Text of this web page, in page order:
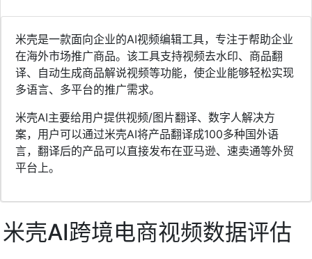
米壳是一款面向企业的AI视频编辑工具，专注于帮助企业
在海外市场推广商品。该工具支持视频去水印、商品翻
译、自动生成商品解说视频等功能，使企业能够轻松实现
多语言、多平台的推广需求。
米壳AI主要给用户提供视频/图片翻译、数字人解决方
案，用户可以通过米壳AI将产品翻译成100多种国外语
言，翻译后的产品可以直接发布在亚马逊、速卖通等外贸
平台上。
米壳AI跨境电商视频数据评估